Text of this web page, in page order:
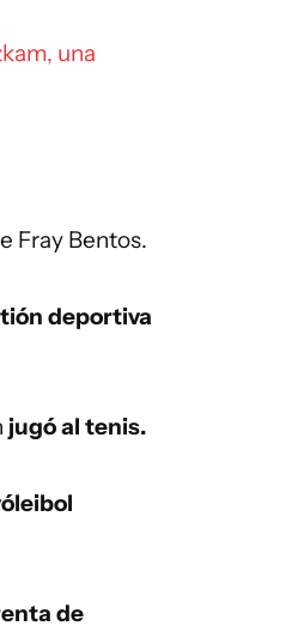
una
Fray Bentos.
deportiva
jugó al tenis.
de